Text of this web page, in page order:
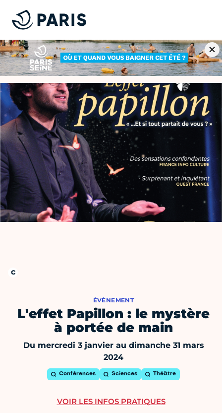
ÉVÈNEMENT
L'effet Papillon : le mystère
à portée de main
Du mercredi 3 janvier au dimanche 31 mars
2024
Conférences Sciences Théâtre
VOIR LES INFOS PRATIQUES